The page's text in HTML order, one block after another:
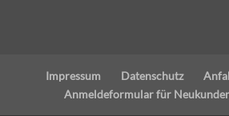
Impressum Datenschutz
Anmeldeformular für